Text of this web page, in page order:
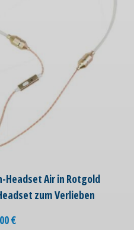
Air in Rotgold
zum Verlieben
€